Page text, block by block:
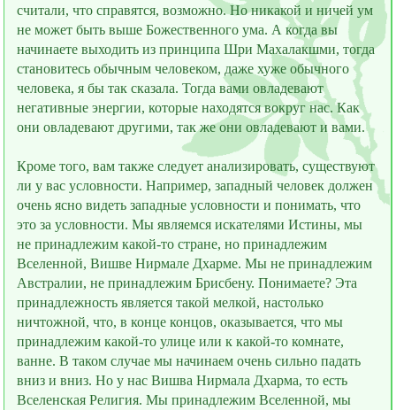
считали, что справятся, возможно. Но никакой и ничей ум
не может быть выше Божественного ума. А когда вы
начинаете выходить из принципа Шри Махалакшми, тогда
становитесь обычным человеком, даже хуже обычного
человека, я бы так сказала. Тогда вами овладевают
негативные энергии, которые находятся вокруг нас. Как
они овладевают другими, так же они овладевают и вами.
Кроме того, вам также следует анализировать, существуют
ли у вас условности. Например, западный человек должен
очень ясно видеть западные условности и понимать, что
это за условности. Мы являемся искателями Истины, мы
не принадлежим какой-то стране, но принадлежим
Вселенной, Вишве Нирмале Дхарме. Мы не принадлежим
Австралии, не принадлежим Брисбену. Понимаете? Эта
принадлежность является такой мелкой, настолько
ничтожной, что, в конце концов, оказывается, что мы
принадлежим какой-то улице или к какой-то комнате,
ванне. В таком случае мы начинаем очень сильно падать
вниз и вниз. Но у нас Вишва Нирмала Дхарма, то есть
Вселенская Религия. Мы принадлежим Вселенной, мы